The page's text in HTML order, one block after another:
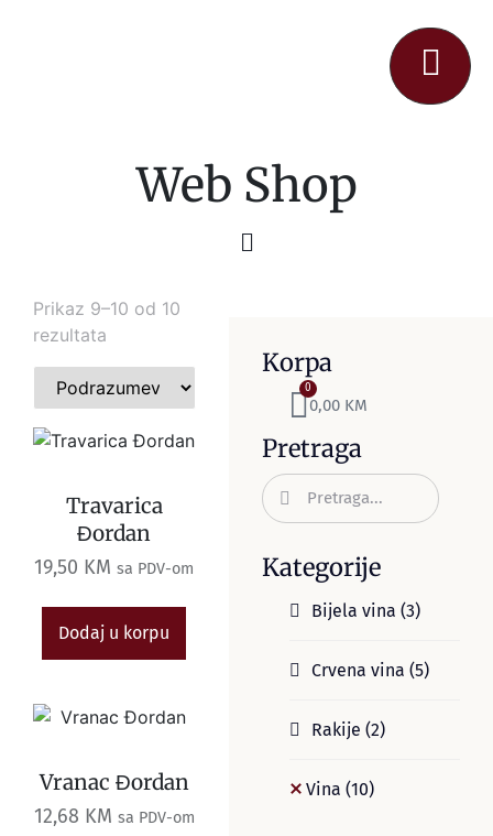
Web Shop
Korpa
0,00 KM
0
Pretraga
Kategorije
Bijela vina (3)
Crvena vina (5)
Rakije (2)
Vina (10)
Prikaz 9–10 od 10
rezultata
Travarica
Đordan
19,50 KM sa PDV-om
Dodaj u korpu
Vranac Đordan
12,68 KM sa PDV-om